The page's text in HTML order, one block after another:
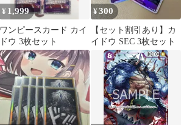
¥ 1,999
ワンピースカード カイ
ドウ 3枚セット
¥300
【セット割引あり】カ
イドウ SEC 3枚セット